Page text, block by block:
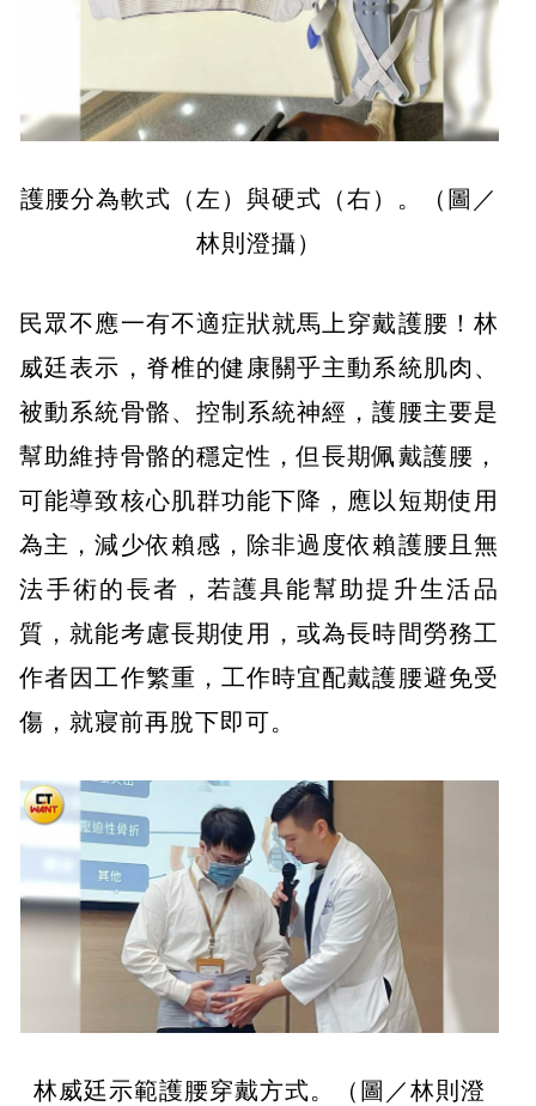
護腰分為軟式（左）與硬式（右）。（圖／
林則澄攝）
民眾不應一有不適症狀就馬上穿戴護腰！林
威廷表示，脊椎的健康關乎主動系統肌肉、
被動系統骨骼、控制系統神經，護腰主要是
幫助維持骨骼的穩定性，但長期佩戴護腰，
可能導致核心肌群功能下降，應以短期使用
為主，減少依賴感，除非過度依賴護腰且無
法手術的長者，若護具能幫助提升生活品
質，就能考慮長期使用，或為長時間勞務工
作者因工作繁重，工作時宜配戴護腰避免受
傷，就寢前再脫下即可。
林威廷示範護腰穿戴方式。（圖／林則澄